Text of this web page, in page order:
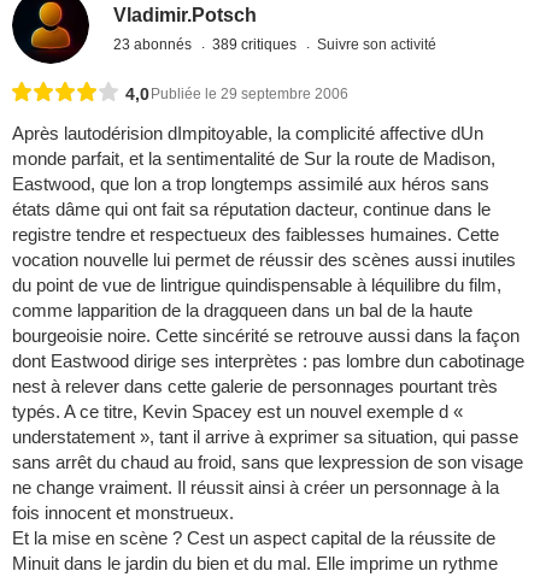
Vladimir.Potsch
23 abonnés 389 critiques Suivre son activité
4,0 Publiée le 29 septembre 2006
Après lautodérision dImpitoyable, la complicité affective dUn
monde parfait, et la sentimentalité de Sur la route de Madison,
Eastwood, que lon a trop longtemps assimilé aux héros sans
états dâme qui ont fait sa réputation dacteur, continue dans le
registre tendre et respectueux des faiblesses humaines. Cette
vocation nouvelle lui permet de réussir des scènes aussi inutiles
du point de vue de lintrigue quindispensable à léquilibre du film,
comme lapparition de la dragqueen dans un bal de la haute
bourgeoisie noire. Cette sincérité se retrouve aussi dans la façon
dont Eastwood dirige ses interprètes : pas lombre dun cabotinage
nest à relever dans cette galerie de personnages pourtant très
typés. A ce titre, Kevin Spacey est un nouvel exemple d «
understatement », tant il arrive à exprimer sa situation, qui passe
sans arrêt du chaud au froid, sans que lexpression de son visage
ne change vraiment. Il réussit ainsi à créer un personnage à la
fois innocent et monstrueux.
Et la mise en scène ? Cest un aspect capital de la réussite de
Minuit dans le jardin du bien et du mal. Elle imprime un rythme